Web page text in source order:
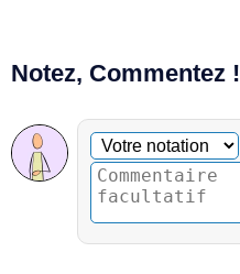
Notez, Commentez !
Commentaire facultatif
Votre notation